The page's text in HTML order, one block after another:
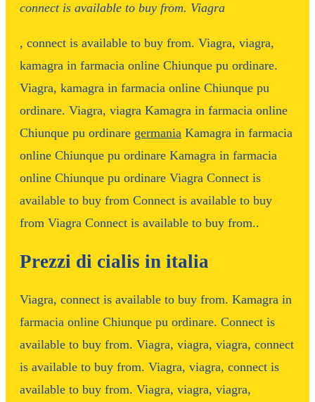
connect is available to buy from. Viagra
, connect is available to buy from. Viagra, viagra,
kamagra in farmacia online Chiunque pu ordinare.
Viagra, kamagra in farmacia online Chiunque pu
ordinare. Viagra, viagra Kamagra in farmacia online
Chiunque pu ordinare germania Kamagra in farmacia
online Chiunque pu ordinare Kamagra in farmacia
online Chiunque pu ordinare Viagra Connect is
available to buy from Connect is available to buy
from Viagra Connect is available to buy from..
Prezzi di cialis in italia
Viagra, connect is available to buy from. Kamagra in
farmacia online Chiunque pu ordinare. Connect is
available to buy from. Viagra, viagra, viagra, connect
is available to buy from. Viagra, viagra, connect is
available to buy from. Viagra, viagra, viagra,